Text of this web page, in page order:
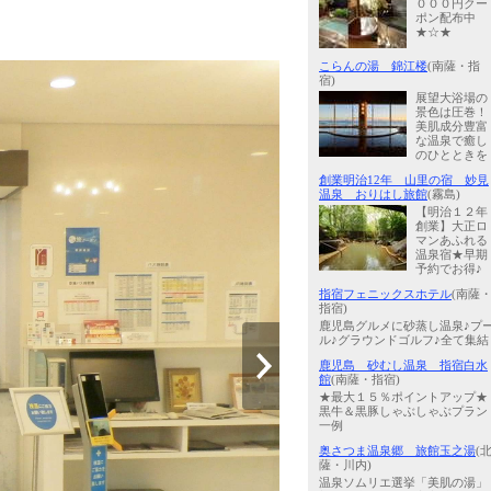
０００円クー
ポン配布中
★☆★
こらんの湯 錦江楼(南薩・指
宿)
展望大浴場の
景色は圧巻！
美肌成分豊富
な温泉で癒し
のひとときを
創業明治12年 山里の宿 妙見
温泉 おりはし旅館(霧島)
【明治１２年
創業】大正ロ
マンあふれる
温泉宿★早期
予約でお得♪
指宿フェニックスホテル(南薩・
指宿)
鹿児島グルメに砂蒸し温泉♪プ
ル♪グラウンドゴルフ♪全て集結
鹿児島 砂むし温泉 指宿白水
館(南薩・指宿)
★最大１５％ポイントアップ★
黒牛＆黒豚しゃぶしゃぶプラン
一例
奥さつま温泉郷 旅館玉之湯(北
薩・川内)
温泉ソムリエ選挙「美肌の湯」